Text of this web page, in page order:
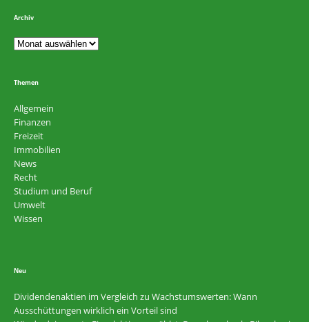
Archiv
Themen
Allgemein
Finanzen
Freizeit
Immobilien
News
Recht
Studium und Beruf
Umwelt
Wissen
Neu
Dividendenaktien im Vergleich zu Wachstumswerten: Wann
Ausschüttungen wirklich ein Vorteil sind